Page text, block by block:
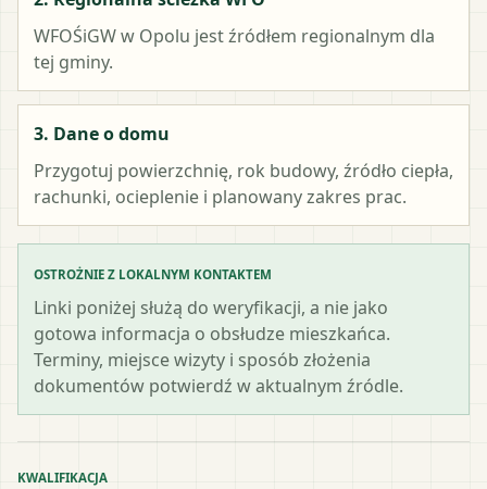
WFOŚiGW w Opolu jest źródłem regionalnym dla
tej gminy.
3. Dane o domu
Przygotuj powierzchnię, rok budowy, źródło ciepła,
rachunki, ocieplenie i planowany zakres prac.
OSTROŻNIE Z LOKALNYM KONTAKTEM
Linki poniżej służą do weryfikacji, a nie jako
gotowa informacja o obsłudze mieszkańca.
Terminy, miejsce wizyty i sposób złożenia
dokumentów potwierdź w aktualnym źródle.
KWALIFIKACJA